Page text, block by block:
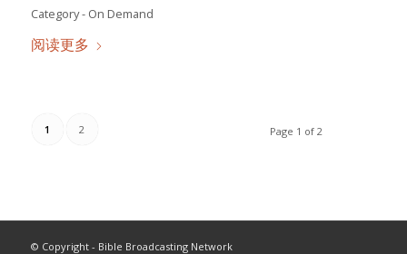
Category - On Demand
阅读更多
Page 1 of 2
1 2
© Copyright - Bible Broadcasting Network